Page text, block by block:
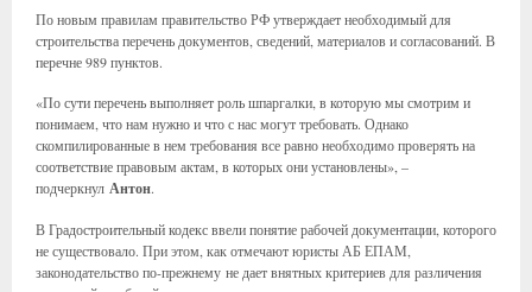
По новым правилам правительство РФ утверждает необходимый для
строительства перечень документов, сведений, материалов и согласований. В
перечне 989 пунктов.
«По сути перечень выполняет роль шпаргалки, в которую мы смотрим и
понимаем, что нам нужно и что с нас могут требовать. Однако
скомпилированные в нем требования все равно необходимо проверять на
соответствие правовым актам, в которых они установлены», –
подчеркнул Антон.
В Градостроительный кодекс ввели понятие рабочей документации, которого
не существовало. При этом, как отмечают юристы АБ ЕПАМ,
законодательство по-прежнему не дает внятных критериев для различения